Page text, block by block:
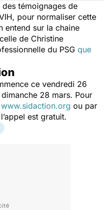
témoignages de
pour normaliser cette
entend sur la chaine
de Christine
du PSG que
ce vendredi 26
28 mars. Pour
www.sidaction.org ou par
est gratuit.